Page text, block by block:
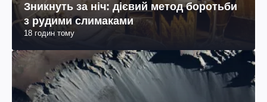
Зникнуть за ніч: дієвий метод боротьби
з рудими слимаками
18 годин тому